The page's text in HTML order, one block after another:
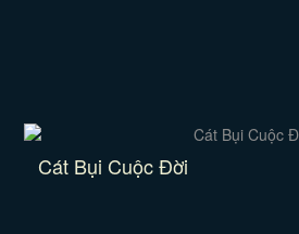
Cát Bụi Cuộc Đời